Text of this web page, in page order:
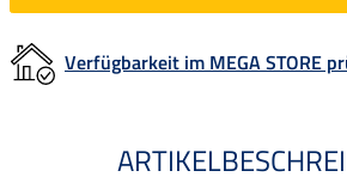
Verfügbarkeit im MEGA STORE